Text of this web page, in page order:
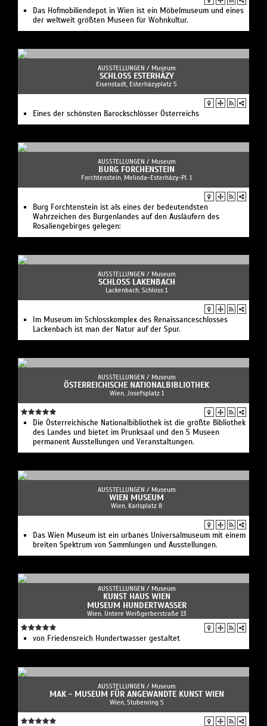
Das Hofmobiliendepot in Wien ist ein Möbelmuseum und eines
der weltweit größten Museen für Wohnkultur.
AUSSTELLUNGEN / Museum
SCHLOSS ESTERHÁZY
Eisenstadt, Esterházyplatz 5
Eines der schönsten Barockschlösser Österreichs
AUSSTELLUNGEN / Museum
BURG FORCHENSTEIN
Forchtenstein, Melinda-Esterházy-Pl. 1
Burg Forchtenstein ist als eines der bedeutendsten
Wahrzeichen des Burgenlandes auf den Ausläufern des
Rosaliengebirges gelegen:
AUSSTELLUNGEN / Museum
SCHLOSS LAKENBACH
Lackenbach, Schloss 1
Im Museum im Schlosskomplex des Renaissanceschlosses
Lackenbach ist man der Natur auf der Spur.
AUSSTELLUNGEN / Museum
ÖSTERREICHISCHE NATIONALBIBLIOTHEK
Wien, Josefsplatz 1
Die Österreichische Nationalbibliothek ist die größte Bibliothek
des Landes und bietet im Prunksaal und den 5 Museen
permanent Ausstellungen und Veranstaltungen.
AUSSTELLUNGEN / Museum
WIEN MUSEUM
Wien, Karlsplatz 8
Das Wien Museum ist ein urbanes Universalmuseum mit einem
breiten Spektrum von Sammlungen und Ausstellungen.
AUSSTELLUNGEN / Museum
KUNST HAUS WIEN
MUSEUM HUNDERTWASSER
Wien, Untere Weißgerberstraße 13
von Friedensreich Hundertwasser gestaltet
AUSSTELLUNGEN / Museum
MAK - MUSEUM FÜR ANGEWANDTE KUNST WIEN
Wien, Stubenring 5